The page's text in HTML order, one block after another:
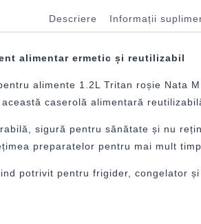
Descriere Informații
alimentar ermetic și reutilizabil
alimente 1.2L Tritan roșie Nata
caserolă alimentară
sigură pentru sănătate și nu
preparatelor pentru mai mult timp.
potrivit pentru frigider, congelator